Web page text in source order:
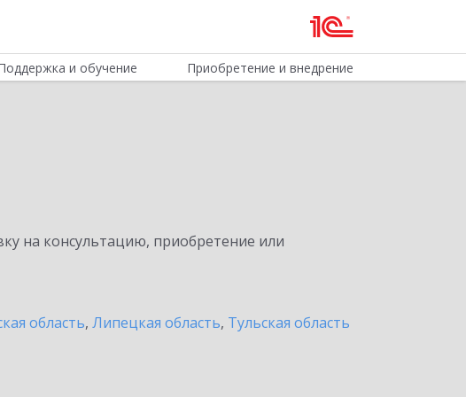
и обучение Приобретение и внедрение
на консультацию, приобретение или
область, Липецкая область, Тульская область